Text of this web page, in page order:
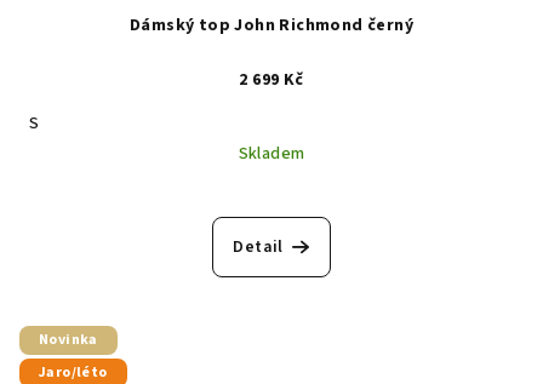
Dámský top John Richmond černý
2 699 Kč
S
Skladem
Detail
Novinka
Jaro/léto